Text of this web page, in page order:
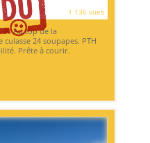
1 136 vues
Au top de la
24 soupapes. PTH
Prête à courir.